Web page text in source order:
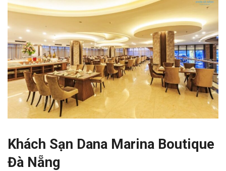
Khách Sạn Dana Marina Boutique
Đà Nẵng